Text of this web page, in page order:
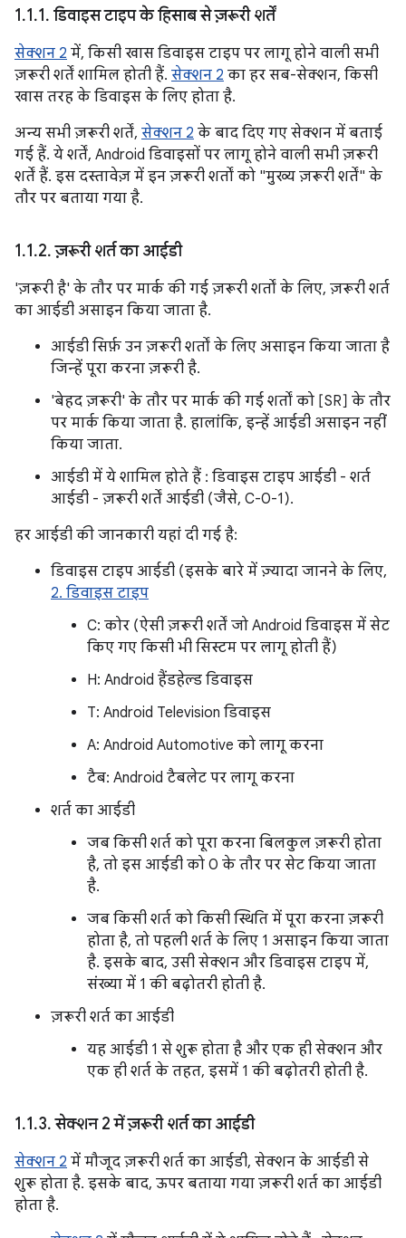
1.1.1. डिवाइस टाइप के हिसाब से ज़रूरी शर्तें
सेक्शन 2 में, किसी खास डिवाइस टाइप पर लागू होने वाली सभी
ज़रूरी शर्तें शामिल होती हैं. सेक्शन 2 का हर सब-सेक्शन, किसी
खास तरह के डिवाइस के लिए होता है.
अन्य सभी ज़रूरी शर्तें, सेक्शन 2 के बाद दिए गए सेक्शन में बताई
गई हैं. ये शर्तें, Android डिवाइसों पर लागू होने वाली सभी ज़रूरी
शर्तें हैं. इस दस्तावेज़ में इन ज़रूरी शर्तों को "मुख्य ज़रूरी शर्तें" के
तौर पर बताया गया है.
1.1.2.ज़रूरी शर्त का आईडी
'ज़रूरी है' के तौर पर मार्क की गई ज़रूरी शर्तों के लिए, ज़रूरी शर्त
का आईडी असाइन किया जाता है.
आईडी सिर्फ़ उन ज़रूरी शर्तों के लिए असाइन किया जाता है
जिन्हें पूरा करना ज़रूरी है.
'बेहद ज़रूरी' के तौर पर मार्क की गई शर्तों को [SR] के तौर
पर मार्क किया जाता है. हालांकि, इन्हें आईडी असाइन नहीं
किया जाता.
आईडी में ये शामिल होते हैं : डिवाइस टाइप आईडी - शर्त
आईडी - ज़रूरी शर्तें आईडी (जैसे, C-0-1).
हर आईडी की जानकारी यहां दी गई है:
डिवाइस टाइप आईडी (इसके बारे में ज़्यादा जानने के लिए,
2. डिवाइस टाइप
C: कोर (ऐसी ज़रूरी शर्तें जो Android डिवाइस में सेट
किए गए किसी भी सिस्टम पर लागू होती हैं)
H: Android हैंडहेल्ड डिवाइस
T: Android Television डिवाइस
A: Android Automotive को लागू करना
टैब: Android टैबलेट पर लागू करना
शर्त का आईडी
जब किसी शर्त को पूरा करना बिलकुल ज़रूरी होता
है, तो इस आईडी को 0 के तौर पर सेट किया जाता
है.
जब किसी शर्त को किसी स्थिति में पूरा करना ज़रूरी
होता है, तो पहली शर्त के लिए 1 असाइन किया जाता
है. इसके बाद, उसी सेक्शन और डिवाइस टाइप में,
संख्या में 1 की बढ़ोतरी होती है.
ज़रूरी शर्त का आईडी
यह आईडी 1 से शुरू होता है और एक ही सेक्शन और
एक ही शर्त के तहत, इसमें 1 की बढ़ोतरी होती है.
1.1.3.सेक्शन 2 में ज़रूरी शर्त का आईडी
सेक्शन 2 में मौजूद ज़रूरी शर्त का आईडी, सेक्शन के आईडी से
शुरू होता है. इसके बाद, ऊपर बताया गया ज़रूरी शर्त का आईडी
होता है.